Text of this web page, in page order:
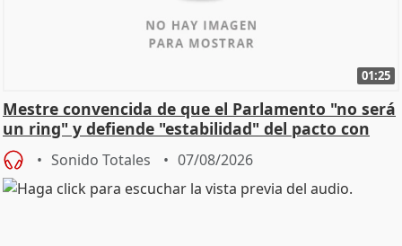
01:25
Mestre convencida de que el Parlamento "no será
un ring" y defiende "estabilidad" del pacto con
Vox
Sonido Totales 07/08/2026